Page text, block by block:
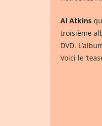
Al Atkins
troisième
DVD.
Voici le